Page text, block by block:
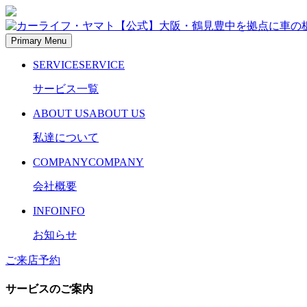
Skip
to
content
カーライフ・ヤマト【公式】大阪・鶴見豊中を拠点に車の板
カーライフ・ヤマト【公式】大阪・鶴見豊中を拠点に車の板
Primary Menu
SERVICESERVICE
サービス一覧
ABOUT USABOUT US
私達について
COMPANYCOMPANY
会社概要
INFOINFO
お知らせ
ご来店予約
サービスのご案内